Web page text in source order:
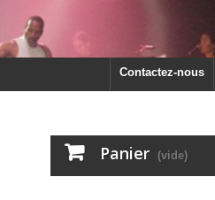
Contactez-nous
Panier (vide)